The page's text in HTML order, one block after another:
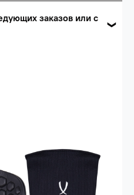
стоимости вашего
заказов за 6 месяцев
заказов или с